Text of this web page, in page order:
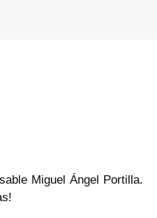
Miguel Ángel Portilla.